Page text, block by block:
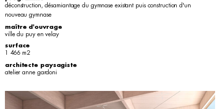
déconstruction, désamiantage du gymnase existant puis construction d'un
nouveau gymnase
maître d'ouvrage
ville du puy en velay
surface
1 466 m2
architecte paysagiste
atelier anne gardoni